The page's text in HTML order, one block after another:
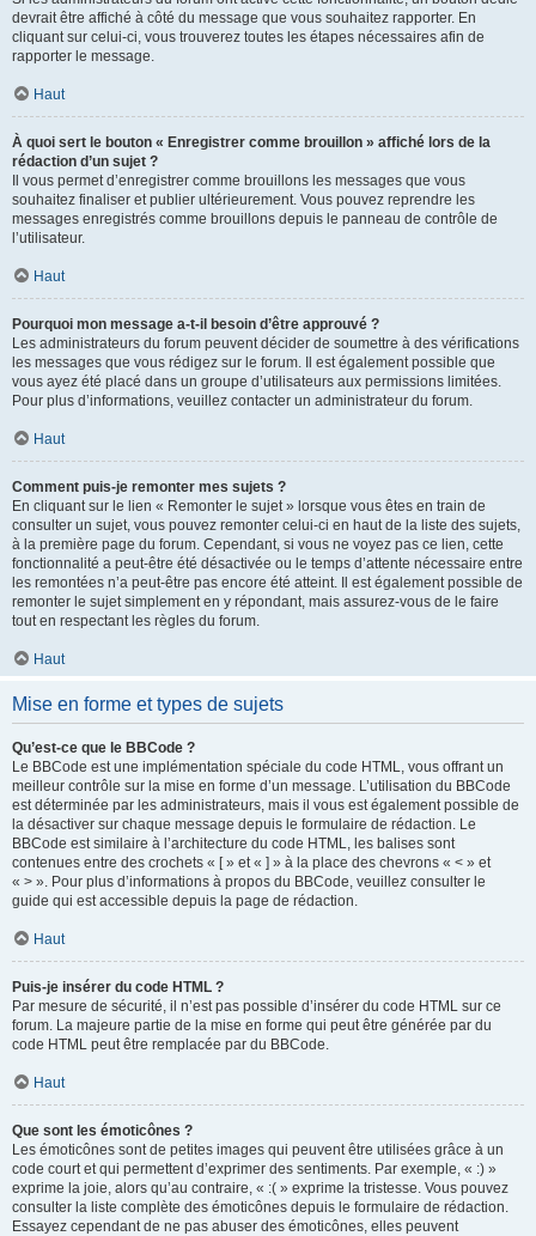
devrait être affiché à côté du message que vous souhaitez rapporter. En
cliquant sur celui-ci, vous trouverez toutes les étapes nécessaires afin de
rapporter le message.
Haut
À quoi sert le bouton « Enregistrer comme brouillon » affiché lors de la
rédaction d’un sujet ?
Il vous permet d’enregistrer comme brouillons les messages que vous
souhaitez finaliser et publier ultérieurement. Vous pouvez reprendre les
messages enregistrés comme brouillons depuis le panneau de contrôle de
l’utilisateur.
Haut
Pourquoi mon message a-t-il besoin d’être approuvé ?
Les administrateurs du forum peuvent décider de soumettre à des vérifications
les messages que vous rédigez sur le forum. Il est également possible que
vous ayez été placé dans un groupe d’utilisateurs aux permissions limitées.
Pour plus d’informations, veuillez contacter un administrateur du forum.
Haut
Comment puis-je remonter mes sujets ?
En cliquant sur le lien « Remonter le sujet » lorsque vous êtes en train de
consulter un sujet, vous pouvez remonter celui-ci en haut de la liste des sujets,
à la première page du forum. Cependant, si vous ne voyez pas ce lien, cette
fonctionnalité a peut-être été désactivée ou le temps d’attente nécessaire entre
les remontées n’a peut-être pas encore été atteint. Il est également possible de
remonter le sujet simplement en y répondant, mais assurez-vous de le faire
tout en respectant les règles du forum.
Haut
Mise en forme et types de sujets
Qu’est-ce que le BBCode ?
Le BBCode est une implémentation spéciale du code HTML, vous offrant un
meilleur contrôle sur la mise en forme d’un message. L’utilisation du BBCode
est déterminée par les administrateurs, mais il vous est également possible de
la désactiver sur chaque message depuis le formulaire de rédaction. Le
BBCode est similaire à l’architecture du code HTML, les balises sont
contenues entre des crochets « [ » et « ] » à la place des chevrons « < » et
« > ». Pour plus d’informations à propos du BBCode, veuillez consulter le
guide qui est accessible depuis la page de rédaction.
Haut
Puis-je insérer du code HTML ?
Par mesure de sécurité, il n’est pas possible d’insérer du code HTML sur ce
forum. La majeure partie de la mise en forme qui peut être générée par du
code HTML peut être remplacée par du BBCode.
Haut
Que sont les émoticônes ?
Les émoticônes sont de petites images qui peuvent être utilisées grâce à un
code court et qui permettent d’exprimer des sentiments. Par exemple, « :) »
exprime la joie, alors qu’au contraire, « :( » exprime la tristesse. Vous pouvez
consulter la liste complète des émoticônes depuis le formulaire de rédaction.
Essayez cependant de ne pas abuser des émoticônes, elles peuvent